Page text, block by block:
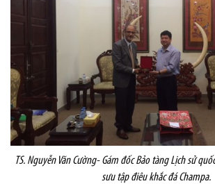
TS. Nguyễn Văn Cường- Gám đốc Bảo tàng Lịch sử
sưu tập điêu khắc đá Champa.